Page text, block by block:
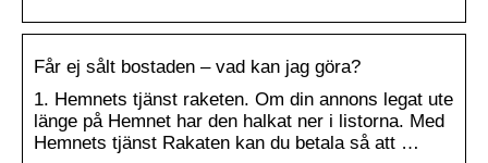
Får ej sålt bostaden – vad kan jag göra?
1. Hemnets tjänst raketen. Om din annons legat ute
länge på Hemnet har den halkat ner i listorna. Med
Hemnets tjänst Rakaten kan du betala så att …